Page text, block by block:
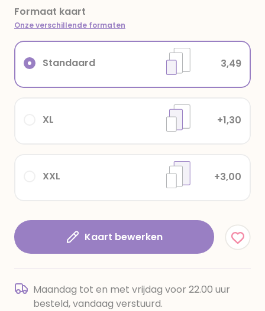
Formaat kaart
Onze verschillende formaten
XXL +3,00
XL +1,30
Standaard 3,49
Kaart bewerken
Maandag tot en met vrijdag voor 22.00 uur
besteld, vandaag verstuurd.